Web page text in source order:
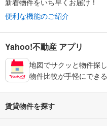
便利な機能のご紹介
Yahoo!不動産 アプリ
地図でサクッと物件探し
物件比較が手軽にできる
賃貸物件を探す